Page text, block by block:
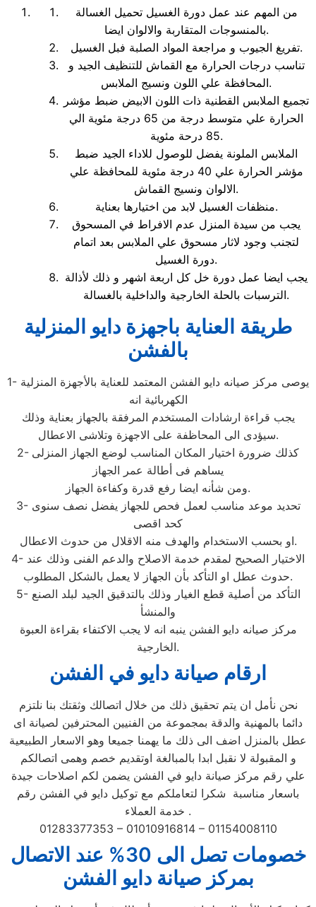
من المهم عند عمل دورة الغسيل تحميل الغسالة
بالمنسوجات المتقاربة والالوان ايضا.
تفريغ الجيوب و مراجعة المواد الصلبة فبل الغسيل.
تناسب درجات الحرارة مع القماش للتنظيف الجيد و
المحافظة علي اللون ونسيج الملابس.
تجميع الملابس القطنية ذات اللون الابيض ضبط مؤشر
الحرارة علي متوسط درجة من 65 درجة مئوية الي
85 درحة مئوية.
الملابس الملونة يفضل للوصول للاداء الجيد ضبط
مؤشر الحرارة علي 40 درجة مئوية للمحافظة علي
الالوان ونسيج القماش.
منظفات الغسيل لابد من اختيارها بعناية.
يجب من سيدة المنزل عدم الافراط في المسحوق
لتجنب وجود لاثار مسحوق علي الملابس بعد اتمام
دورة الغسيل.
يجب ايضا عمل دورة خل كل اربعة اشهر و ذلك لأذالة
الترسبات بالحلة الخارجية والداخلية بالغسالة.
طريقة العناية باجهزة دايو المنزلية
بالفشن
1- يوصى مركز صيانه دايو الفشن المعتمد للعناية بالأجهزة المنزلية
الكهربائية انه
يجب قراءة ارشادات المستخدم المرفقة بالجهاز بعناية وذلك
سيؤدى الى المحاظفة على الاجهزة وتلاشى الاعطال.
2- كذلك ضرورة اختيار المكان المناسب لوضع الجهاز المنزلى
يساهم فى أطالة عمر الجهاز
ومن شأنه ايضا رفع قدرة وكفاءة الجهاز.
3- تحديد موعد مناسب لعمل فحص للجهاز يفضل نصف سنوى
كحد اقصى
او بحسب الاستخدام والهدف منه الاقلال من حدوث الاعطال.
4- الاختيار الصحيح لمقدم خدمة الاصلاح والدعم الفنى وذلك عند
حدوث عطل او التأكد بأن الجهاز لا يعمل بالشكل المطلوب.
5- التأكد من أصلية قطع الغيار وذلك بالتدقيق الجيد لبلد الصنع
والمنشأ
مركز صيانه دايو الفشن ينبه انه لا يجب الاكتفاء بقراءة العبوة
الخارجية.
ارقام صيانة دايو في الفشن
نحن نأمل ان يتم تحقيق ذلك من خلال اتصالك وثقتك بنا نلتزم
دائما بالمهنية والدقة بمجموعة من الفنيين المحترفين لصيانة اى
عطل بالمنزل اضف الى ذلك ما يهمنا جميعا وهو الاسعار الطبيعية
و المقبولة لا نقبل ابدا بالمبالغة اوتقديم خصم وهمى اتصالكم
علي رقم مركز صيانة دايو في الفشن يضمن لكم اصلاحات جيدة
باسعار مناسبة شكرا لتعاملكم مع توكيل دايو في الفشن رقم
خدمة العملاء .
01283377353 – 01010916814 – 01154008110
خصومات تصل الى 30% عند الاتصال
بمركز صيانة دايو الفشن